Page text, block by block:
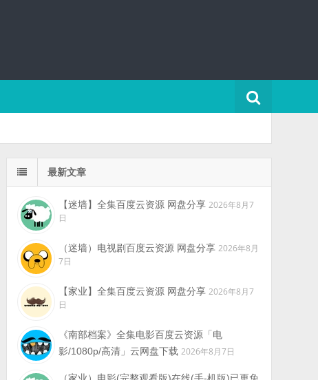
最新文章
【迷墙】全集百度云资源 网盘分享 2026年8月7
日
（迷墙）电视剧百度云资源 网盘分享 2026年8月
7日
【家业】全集百度云资源 网盘分享 2026年8月7
日
《南部档案》全集电影百度云资源「电
影/1080p/高清」云网盘下载 2026年8月7日